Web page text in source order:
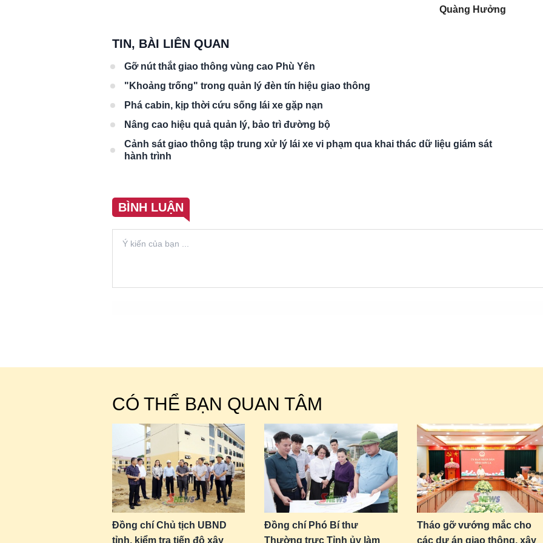
Quàng Hưởng
TIN, BÀI LIÊN QUAN
Gỡ nút thắt giao thông vùng cao Phù Yên
"Khoảng trống" trong quản lý đèn tín hiệu giao thông
Phá cabin, kịp thời cứu sống lái xe gặp nạn
Nâng cao hiệu quả quản lý, bảo trì đường bộ
Cảnh sát giao thông tập trung xử lý lái xe vi phạm qua khai thác dữ liệu giám sát
hành trình
BÌNH LUẬN
CÓ THỂ BẠN QUAN TÂM
Đồng chí Chủ tịch UBND
tỉnh, kiểm tra tiến độ xây
Đồng chí Phó Bí thư
Thường trực Tỉnh ủy làm
Tháo gỡ vướng mắc cho
các dự án giao thông, xây